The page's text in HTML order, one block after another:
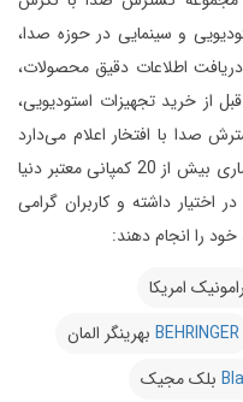
و سینمایی در حوزه صدا،
دریافت اطلاعات دقیق محصولات،
از خرید تجهیزات استودیویی،
صدا با افتخار اعلام می‌دارد
این مجموعه در حال حاضر نمایندگی انحصاری بیش از 20 کمپانی معتبر دنیا
اختیار داشته و کاربران گرامی
را انجام دهند:
امریکا
BEHRINGER بهرینگر المان
بلک مجیک